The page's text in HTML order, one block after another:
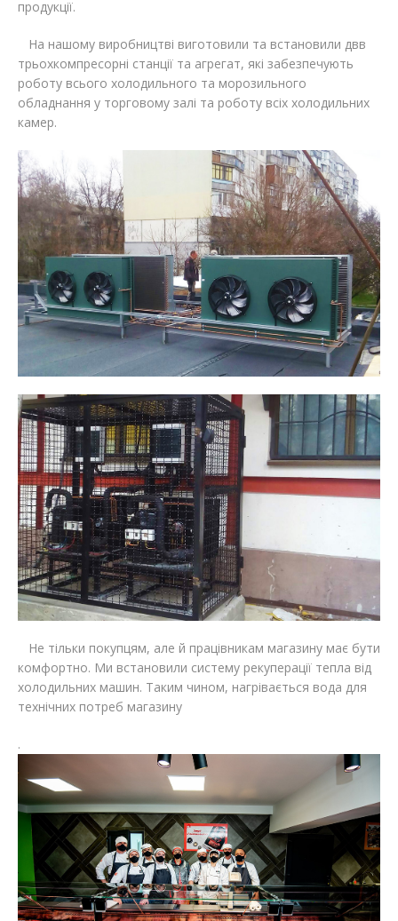
продукції.
На нашому виробництві виготовили та встановили двв
трьохкомпресорні станції та агрегат, які забезпечують
роботу всього холодильного та морозильного
обладнання у торговому залі та роботу всіх холодильних
камер.
Не тільки покупцям, але й працівникам магазину має бути
комфортно. Ми встановили систему рекуперації тепла від
холодильних машин. Таким чином, нагрівається вода для
технічних потреб магазину
.